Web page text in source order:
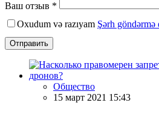
Ваш отзыв *
Oxudum və razıyam Şərh göndərmə
Отправить
Общество
15 март 2021 15:43